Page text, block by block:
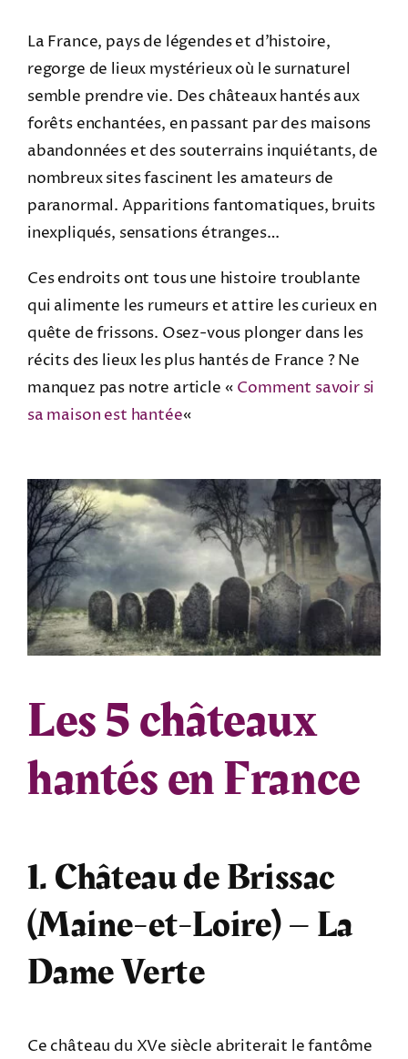
La France, pays de légendes et d’histoire,
regorge de lieux mystérieux où le surnaturel
semble prendre vie. Des châteaux hantés aux
forêts enchantées, en passant par des maisons
abandonnées et des souterrains inquiétants, de
nombreux sites fascinent les amateurs de
paranormal. Apparitions fantomatiques, bruits
inexpliqués, sensations étranges…
Ces endroits ont tous une histoire troublante
qui alimente les rumeurs et attire les curieux en
quête de frissons. Osez-vous plonger dans les
récits des lieux les plus hantés de France ? Ne
manquez pas notre article « Comment savoir si
sa maison est hantée«
Les 5 châteaux
hantés en France
1. Château de Brissac
(Maine-et-Loire) – La
Dame Verte
Ce château du XVe siècle abriterait le fantôme